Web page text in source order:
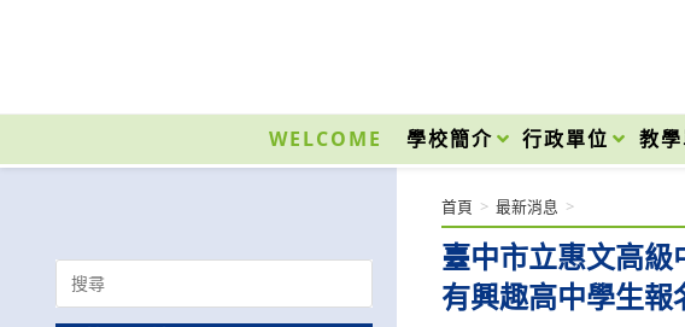
內
WELCOME 學校簡介 行政單位 教
臺中市立惠文高
有興趣高中學生報
首頁 > 最新消息 >
Search
for: